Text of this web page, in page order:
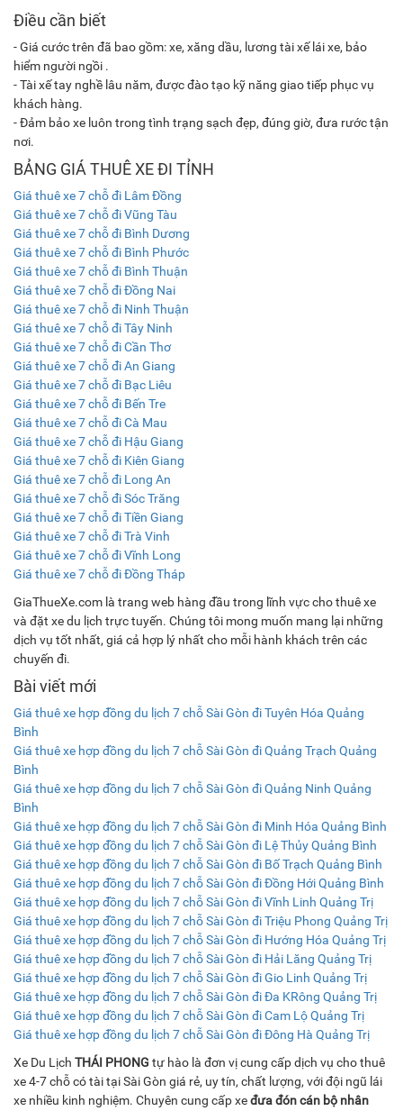
Điều cần biết
- Giá cước trên đã bao gồm: xe, xăng dầu, lương tài xế lái xe, bảo
hiểm người ngồi .
- Tài xế tay nghề lâu năm, được đào tạo kỹ năng giao tiếp phục vụ
khách hàng.
- Đảm bảo xe luôn trong tình trạng sạch đẹp, đúng giờ, đưa rước tận
nơi.
BẢNG GIÁ THUÊ XE ĐI TỈNH
Giá thuê xe 7 chỗ đi Lâm Đồng
Giá thuê xe 7 chỗ đi Vũng Tàu
Giá thuê xe 7 chỗ đi Bình Dương
Giá thuê xe 7 chỗ đi Bình Phước
Giá thuê xe 7 chỗ đi Bình Thuận
Giá thuê xe 7 chỗ đi Đồng Nai
Giá thuê xe 7 chỗ đi Ninh Thuận
Giá thuê xe 7 chỗ đi Tây Ninh
Giá thuê xe 7 chỗ đi Cần Thơ
Giá thuê xe 7 chỗ đi An Giang
Giá thuê xe 7 chỗ đi Bạc Liêu
Giá thuê xe 7 chỗ đi Bến Tre
Giá thuê xe 7 chỗ đi Cà Mau
Giá thuê xe 7 chỗ đi Hậu Giang
Giá thuê xe 7 chỗ đi Kiên Giang
Giá thuê xe 7 chỗ đi Long An
Giá thuê xe 7 chỗ đi Sóc Trăng
Giá thuê xe 7 chỗ đi Tiền Giang
Giá thuê xe 7 chỗ đi Trà Vinh
Giá thuê xe 7 chỗ đi Vĩnh Long
Giá thuê xe 7 chỗ đi Đồng Tháp
GiaThueXe.com là trang web hàng đầu trong lĩnh vực cho thuê xe
và đặt xe du lịch trực tuyến. Chúng tôi mong muốn mang lại những
dịch vụ tốt nhất, giá cả hợp lý nhất cho mỗi hành khách trên các
chuyến đi.
Bài viết mới
Giá thuê xe hợp đồng du lịch 7 chỗ Sài Gòn đi Tuyên Hóa Quảng
Bình
Giá thuê xe hợp đồng du lịch 7 chỗ Sài Gòn đi Quảng Trạch Quảng
Bình
Giá thuê xe hợp đồng du lịch 7 chỗ Sài Gòn đi Quảng Ninh Quảng
Bình
Giá thuê xe hợp đồng du lịch 7 chỗ Sài Gòn đi Minh Hóa Quảng Bình
Giá thuê xe hợp đồng du lịch 7 chỗ Sài Gòn đi Lệ Thủy Quảng Bình
Giá thuê xe hợp đồng du lịch 7 chỗ Sài Gòn đi Bố Trạch Quảng Bình
Giá thuê xe hợp đồng du lịch 7 chỗ Sài Gòn đi Đồng Hới Quảng Bình
Giá thuê xe hợp đồng du lịch 7 chỗ Sài Gòn đi Vĩnh Linh Quảng Trị
Giá thuê xe hợp đồng du lịch 7 chỗ Sài Gòn đi Triệu Phong Quảng Trị
Giá thuê xe hợp đồng du lịch 7 chỗ Sài Gòn đi Hướng Hóa Quảng Trị
Giá thuê xe hợp đồng du lịch 7 chỗ Sài Gòn đi Hải Lăng Quảng Trị
Giá thuê xe hợp đồng du lịch 7 chỗ Sài Gòn đi Gio Linh Quảng Trị
Giá thuê xe hợp đồng du lịch 7 chỗ Sài Gòn đi Đa KRông Quảng Trị
Giá thuê xe hợp đồng du lịch 7 chỗ Sài Gòn đi Cam Lộ Quảng Trị
Giá thuê xe hợp đồng du lịch 7 chỗ Sài Gòn đi Đông Hà Quảng Trị
Xe Du Lịch THÁI PHONG tự hào là đơn vị cung cấp dịch vụ cho thuê
xe 4-7 chỗ có tài tại Sài Gòn giá rẻ, uy tín, chất lượng, với đội ngũ lái
xe nhiều kinh nghiệm. Chuyên cung cấp xeđưa đón cán bộ nhân